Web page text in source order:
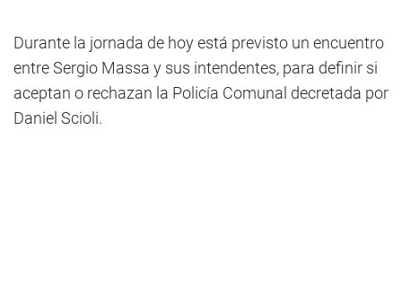
Durante la jornada de hoy está previsto un encuentro
entre Sergio Massa y sus intendentes, para definir si
aceptan o rechazan la Policía Comunal decretada por
Daniel Scioli.